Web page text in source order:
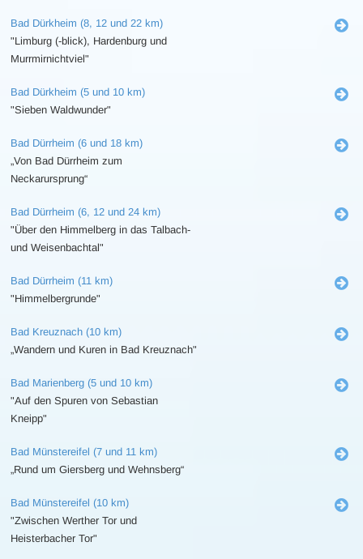
Bad Dürkheim (8, 12 und 22 km)
"Limburg (-blick), Hardenburg und
Murrmirnichtviel"
Bad Dürkheim (5 und 10 km)
"Sieben Waldwunder"
Bad Dürrheim (6 und 18 km)
„Von Bad Dürrheim zum
Neckarursprung“
Bad Dürrheim (6, 12 und 24 km)
"Über den Himmelberg in das Talbach-
und Weisenbachtal"
Bad Dürrheim (11 km)
"Himmelbergrunde"
Bad Kreuznach (10 km)
„Wandern und Kuren in Bad Kreuznach"
Bad Marienberg (5 und 10 km)
"Auf den Spuren von Sebastian
Kneipp"
Bad Münstereifel (7 und 11 km)
„Rund um Giersberg und Wehnsberg“
Bad Münstereifel (10 km)
"Zwischen Werther Tor und
Heisterbacher Tor"